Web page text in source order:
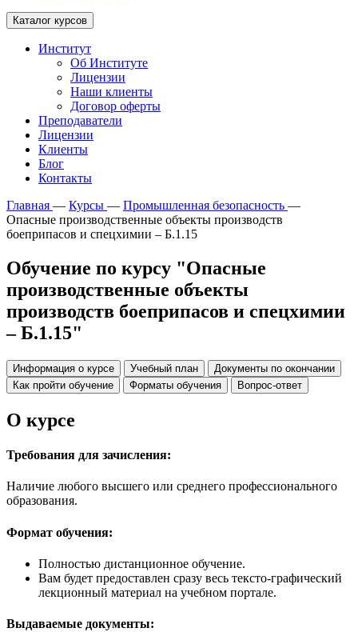
Каталог курсов
Институт
Об Институте
Лицензии
Наши клиенты
Договор оферты
Преподаватели
Лицензии
Клиенты
Блог
Контакты
Главная — Курсы — Промышленная безопасность —
Опасные производственные объекты производств
боеприпасов и спецхимии – Б.1.15
Обучение по курсу "Опасные
производственные объекты
производств боеприпасов и спецхимии
– Б.1.15"
Информация о курсе Учебный план
Документы по окончании
Как пройти обучение
Форматы обучения Вопрос-ответ
О курсе
Требования для зачисления:
Наличие любого высшего или среднего профессионального
образования.
Формат обучения:
Полностью дистанционное обучение.
Вам будет предоставлен сразу весь тексто-графический
лекционный материал на учебном портале.
Выдаваемые документы: